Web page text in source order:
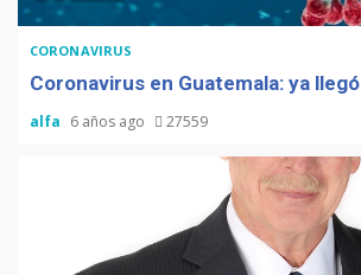
CORONAVIRUS
Coronavirus en Guatemala: ya llegó
alfa 6 años ago 27559